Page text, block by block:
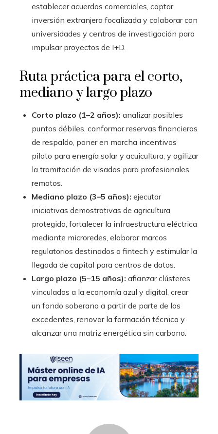
establecer acuerdos comerciales, captar
inversión extranjera focalizada y colaborar con
universidades y centros de investigación para
impulsar proyectos de I+D.
Ruta práctica para el corto,
mediano y largo plazo
Corto plazo (1–2 años): analizar posibles
puntos débiles, conformar reservas financieras
de respaldo, poner en marcha incentivos
piloto para energía solar y acuicultura, y agilizar
la tramitación de visados para profesionales
remotos.
Mediano plazo (3–5 años): ejecutar
iniciativas demostrativas de agricultura
protegida, fortalecer la infraestructura eléctrica
mediante microredes, elaborar marcos
regulatorios destinados a fintech y estimular la
llegada de capital para centros de datos.
Largo plazo (5–15 años): afianzar clústeres
vinculados a la economía azul y digital, crear
un fondo soberano a partir de parte de los
excedentes, renovar la formación técnica y
alcanzar una matriz energética sin carbono.